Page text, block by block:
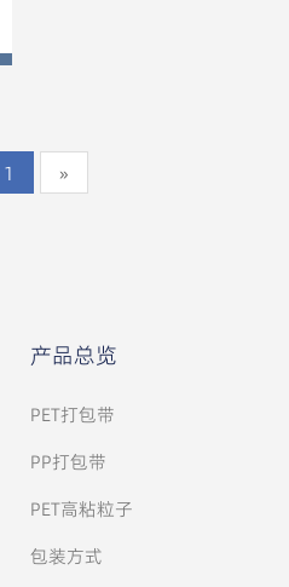
1 »
产品总览
PET打包带
PP打包带
PET高粘粒子
包装方式